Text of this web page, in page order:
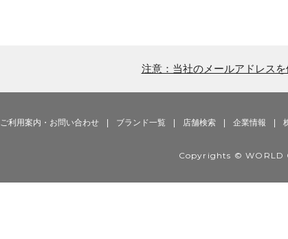
注意：当社のメールアドレス
ご利用案内・お問い合わせ ブランド一覧 店舗検索 企業情報
Copyrights © WORLD